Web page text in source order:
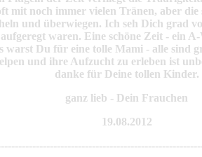
mit noch immer vielen Tränen, aber
und überwiegen. Ich seh Dich grad
waren. Eine schöne Zeit - ein
warst Du für eine tolle Mami - alle sind
und ihre Aufzucht zu erleben ist
danke für Deine tollen Kinder.
ganz lieb - Dein Frauchen
19.08.2012